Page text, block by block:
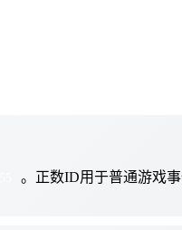
。正数ID用于普通游戏